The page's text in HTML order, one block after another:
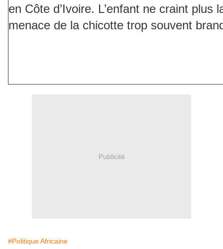
en Côte d’Ivoire. L’enfant ne craint plus
menace de la chicotte trop souvent
Publicité
#Politique Africaine